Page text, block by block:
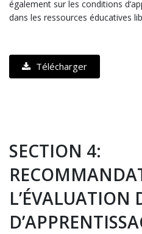
également sur les conditions
dans les ressources éducatives
Télécharger
SECTION 4:
L’ÉVALUATION